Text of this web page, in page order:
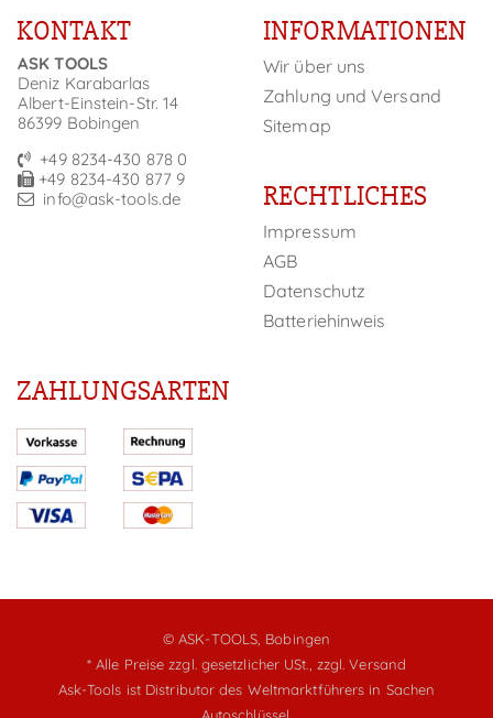
KONTAKT
ASK TOOLS
Deniz Karabarlas
Albert-Einstein-Str. 14
86399 Bobingen
+49 8234-430 878 0
+49 8234-430 877 9
info@ask-tools.de
INFORMATIONEN
Wir über uns
Zahlung und Versand
Sitemap
RECHTLICHES
Impressum
AGB
Datenschutz
Batteriehinweis
ZAHLUNGSARTEN
© ASK-TOOLS, Bobingen
* Alle Preise zzgl. gesetzlicher USt., zzgl. Versand
Ask-Tools ist Distributor des Weltmarktführers in Sachen